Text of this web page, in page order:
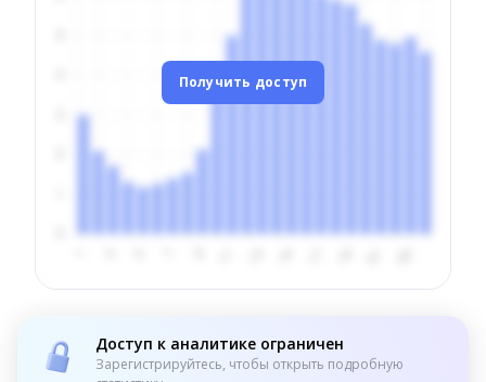
Получить доступ
Доступ к аналитике ограничен
Зарегистрируйтесь, чтобы открыть подробную